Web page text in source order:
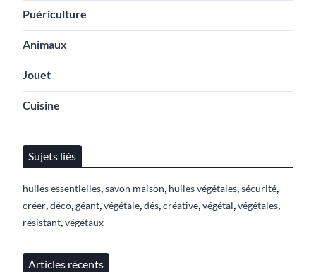
Puériculture
Animaux
Jouet
Cuisine
Sujets liés
huiles essentielles,savon maison, huiles végétales,sécurité,
créer,déco,géant,végétale,dés,créative,végétal,végétales,
résistant,végétaux
Articles récents